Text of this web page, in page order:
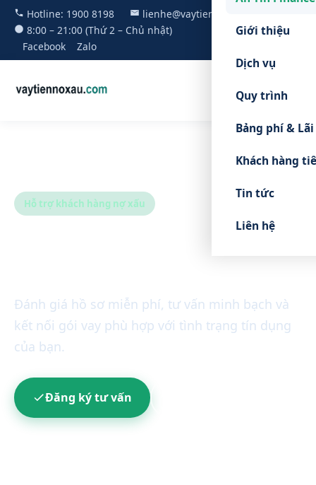
Hotline: 1900 8198
lienhe@vaytiennoxau.com
8:00 – 21:00 (Thứ 2 – Chủ nhật)
Facebook
Zalo
Giới thiệu
Dịch vụ
Quy trình
Bảng phí &
Khách hàng
Tin tức
Liên hệ
Hỗ trợ khách hàng nợ xấu
Đánh giá hồ sơ miễn phí, tư vấn minh bạch và
kết nối gói vay phù hợp với tình trạng tín dụng
của bạn.
Đăng ký tư vấn